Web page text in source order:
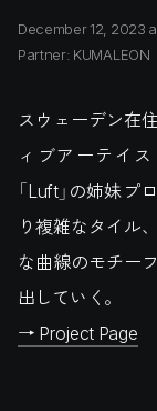
December 12, 2023
Partner: KUMALEON
スウェーデン在
ィブアーテイ
「Luft」の姉妹
り複雑なタイル
な曲線のモチー
出していく。
→ Project Page